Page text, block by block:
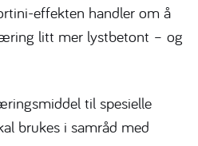
effekten handler om å
litt mer lystbetont – og
til spesielle
brukes i samråd med